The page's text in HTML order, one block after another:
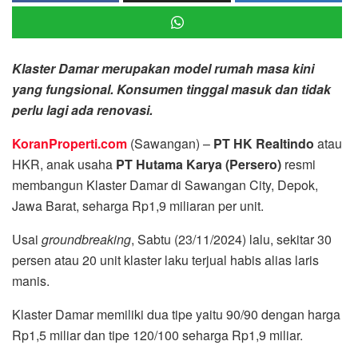
Klaster Damar merupakan model rumah masa kini
yang fungsional. Konsumen tinggal masuk dan tidak
perlu lagi ada renovasi.
KoranProperti.com (Sawangan) – PT HK Realtindo atau
HKR, anak usaha PT Hutama Karya (Persero) resmi
membangun Klaster Damar di Sawangan City, Depok,
Jawa Barat, seharga Rp1,9 miliaran per unit.
Usai groundbreaking, Sabtu (23/11/2024) lalu, sekitar 30
persen atau 20 unit klaster laku terjual habis alias laris
manis.
Klaster Damar memiliki dua tipe yaitu 90/90 dengan harga
Rp1,5 miliar dan tipe 120/100 seharga Rp1,9 miliar.